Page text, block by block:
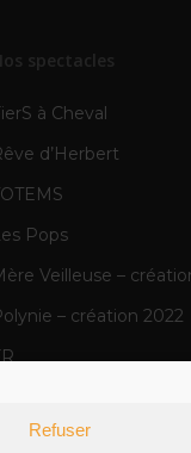
Refuser
spectacles
à Cheval
d’Herbert
Pops
Veilleuse –
– création 2022